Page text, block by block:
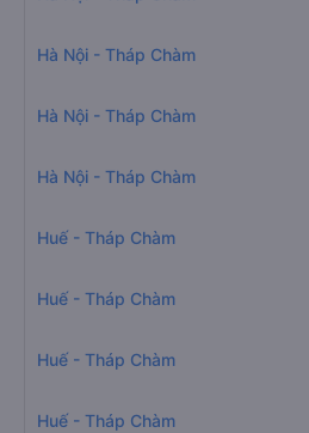
Hà Nội - Tháp Chàm
Hà Nội - Tháp Chàm
Hà Nội - Tháp Chàm
Huế - Tháp Chàm
Huế - Tháp Chàm
Huế - Tháp Chàm
Huế - Tháp Chàm